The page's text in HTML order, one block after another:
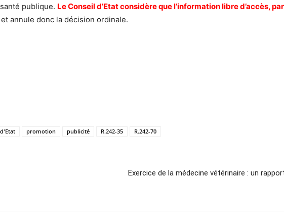
publique. Le Conseil d’Etat considère que l’information libre d’accès,
et annule donc la décision ordinale.
promotion publicité R.242-35 R.242-70
Exercice de la médecine vétérinaire : un